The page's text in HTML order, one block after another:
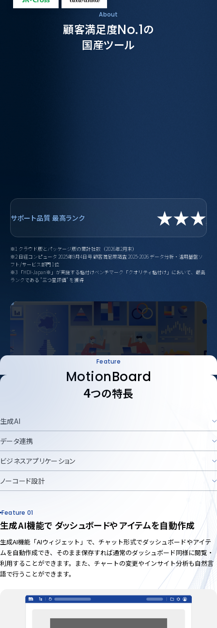
About
顧客満足度No.1の
国産ツール
サポート品質 最高ランク ★★★※3
※1 クラウド版とパッケージ版の累計社数（2026年2月末）
※2 日経コンピュータ 2025年9月4日号 顧客満足度調査 2025-2026 データ分析・活用基盤ソ
フト/サービス部門 1位
※3 「HDI-Japan※」が実施する格付けベンチマーク「クオリティ格付け」において、最高
ランクである ”三つ星評価” を獲得
Feature
MotionBoard
4つの特長
生成AI
データ連携
ビジネスアプリケーション
ノーコード設計
Feature 01
生成AI機能で ダッシュボードやアイテムを自動作成
生成AI機能「AIウィジェット」で、チャット形式でダッシュボードやアイテ
ムを自動作成でき、そのまま保存すれば通常のダッシュボード同様に閲覧・
利用することができます。また、チャートの変更やインサイト分析も自然言
語で行うことができます。